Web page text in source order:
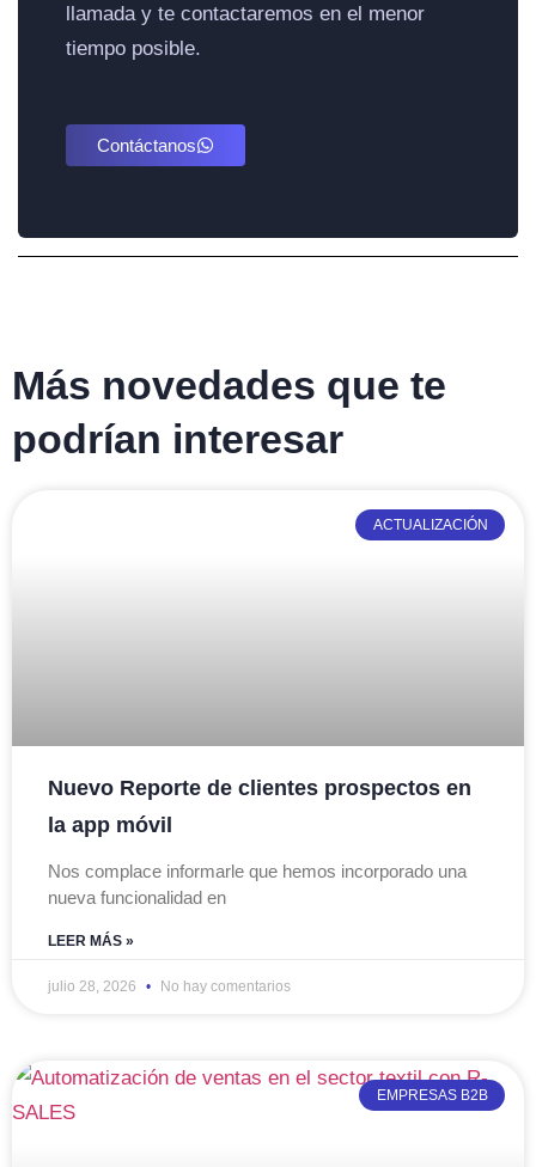
llamada y te contactaremos en el menor
tiempo posible.
Contáctanos
Más novedades que te
podrían interesar
ACTUALIZACIÓN
Nuevo Reporte de clientes prospectos en
la app móvil
Nos complace informarle que hemos incorporado una
nueva funcionalidad en
LEER MÁS »
julio 28, 2026 No hay comentarios
EMPRESAS B2B